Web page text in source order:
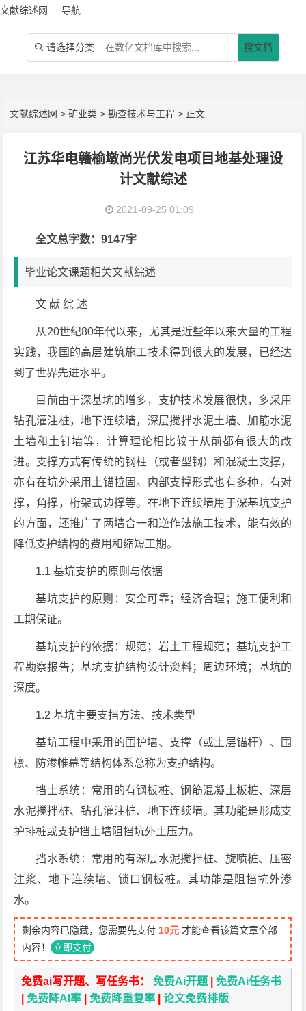
文献综述网 导航
 请选择分类 搜文档
文献综述网 >矿业类 >勘查技术与工程 > 正文
江苏华电赣榆墩尚光伏发电项目地基处理设
计文献综述
2021-09-25 01:09
全文总字数：9147字
毕业论文课题相关文献综述
文 献 综 述
从20世纪80年代以来，尤其是近些年以来大量的工程
实践，我国的高层建筑施工技术得到很大的发展，已经达
到了世界先进水平。
目前由于深基坑的增多，支护技术发展很快，多采用
钻孔灌注桩，地下连续墙，深层搅拌水泥土墙、加筋水泥
土墙和土钉墙等，计算理论相比较于从前都有很大的改
进。支撑方式有传统的钢柱（或者型钢）和混凝土支撑，
亦有在坑外采用土锚拉固。内部支撑形式也有多种，有对
撑，角撑，桁架式边撑等。在地下连续墙用于深基坑支护
的方面，还推广了两墙合一和逆作法施工技术，能有效的
降低支护结构的费用和缩短工期。
1.1 基坑支护的原则与依据
基坑支护的原则：安全可靠；经济合理；施工便利和
工期保证。
基坑支护的依据：规范；岩土工程规范；基坑支护工
程勘察报告；基坑支护结构设计资料；周边环境；基坑的
深度。
1.2 基坑主要支挡方法、技术类型
基坑工程中采用的围护墙、支撑（或土层锚杆）、围
檩、防渗帷幕等结构体系总称为支护结构。
挡土系统：常用的有钢板桩、钢筋混凝土板桩、深层
水泥搅拌桩、钻孔灌注桩、地下连续墙。其功能是形成支
护排桩或支护挡土墙阻挡坑外土压力。
挡水系统：常用的有深层水泥搅拌桩、旋喷桩、压密
注浆、地下连续墙、锁口钢板桩。其功能是阻挡抗外渗
水。
剩余内容已隐藏，您需要先支付 10元 才能查看该篇文章全部
内容！ 立即支付
免费ai写开题、写任务书：免费Ai开题 |免费Ai任务书
|免费降AI率 |免费降重复率 |论文免费排版